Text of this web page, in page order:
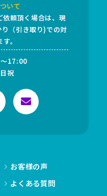
いて
頼頂く場合は、現
（引き取り)での対
。
17:00
祝
お客様の声
よくある質問